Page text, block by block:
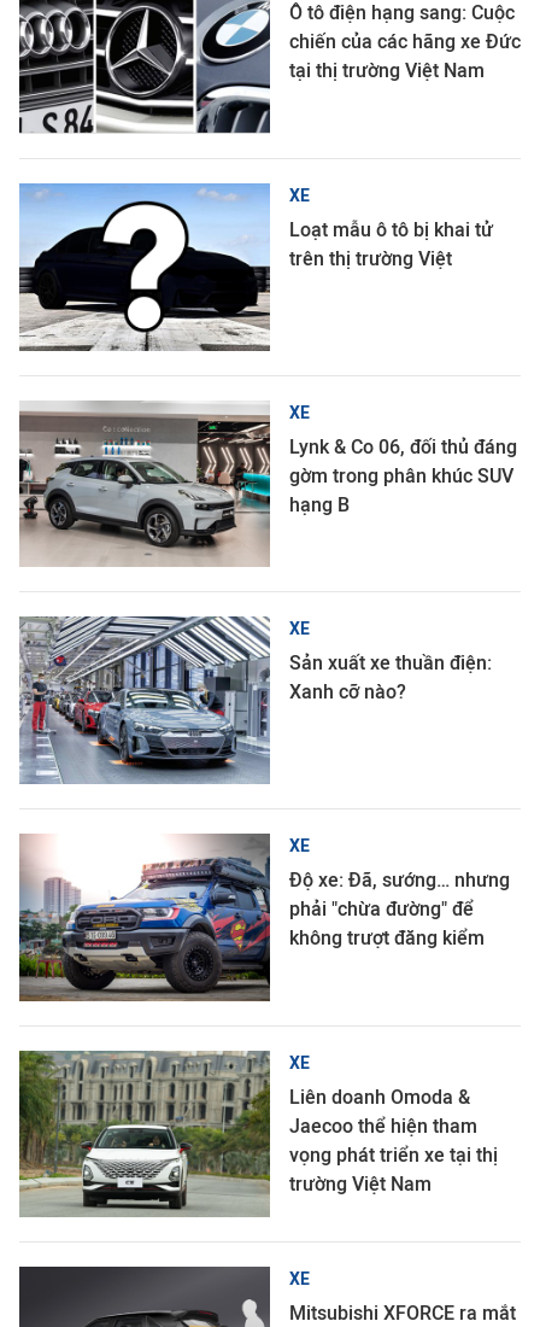
Ô tô điện hạng sang: Cuộc
chiến của các hãng xe Đức
tại thị trường Việt Nam
XE
Loạt mẫu ô tô bị khai tử
trên thị trường Việt
XE
Lynk & Co 06, đối thủ đáng
gờm trong phân khúc SUV
hạng B
XE
Sản xuất xe thuần điện:
Xanh cỡ nào?
XE
Độ xe: Đã, sướng… nhưng
phải "chừa đường" để
không trượt đăng kiểm
XE
Liên doanh Omoda &
Jaecoo thể hiện tham
vọng phát triển xe tại thị
trường Việt Nam
XE
Mitsubishi XFORCE ra mắt